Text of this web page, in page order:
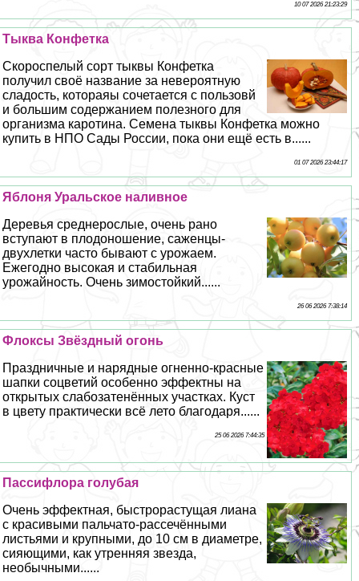
10 07 2026 21:23:29
Тыква Конфетка
Скороспелый сорт тыквы Конфетка
получил своё название за невероятную
сладость, котораяы сочетается с пользовй
и большим содержанием полезного для
организма каротина. Семена тыквы Конфетка можно
купить в НПО Сады России, пока они ещё есть в......
01 07 2026 23:44:17
Яблоня Уральское наливное
Деревья среднерослые, очень рано
вступают в плодоношение, саженцы-
двухлетки часто бывают с урожаем.
Ежегодно высокая и стабильная
урожайность. Очень зимостойкий......
26 06 2026 7:38:14
Флоксы Звёздный огонь
Праздничные и нарядные огненно-красные
шапки соцветий особенно эффектны на
открытых слабозатенённых участках. Куст
в цвету пpaктически всё лето благодаря......
25 06 2026 7:44:35
Пассифлора гoлyбая
Очень эффектная, быстрорастущая лиана
с красивыми пальчато-рассечёнными
листьями и крупными, до 10 см в диаметре,
сияющими, как утренняя звезда,
необычными......